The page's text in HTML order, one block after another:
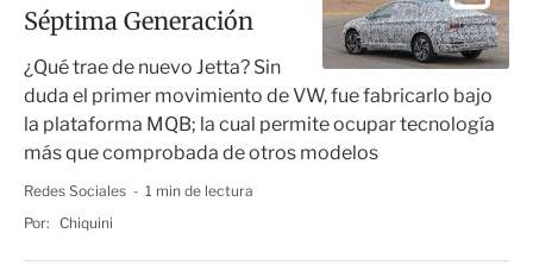
Séptima Generación
¿Qué trae de nuevo Jetta? Sin
duda el primer movimiento de VW, fue fabricarlo bajo
la plataforma MQB; la cual permite ocupar tecnología
más que comprobada de otros modelos
Redes Sociales
1 min de lectura
Por: Chiquini